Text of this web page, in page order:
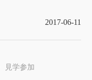
2017-06-11
見学参加